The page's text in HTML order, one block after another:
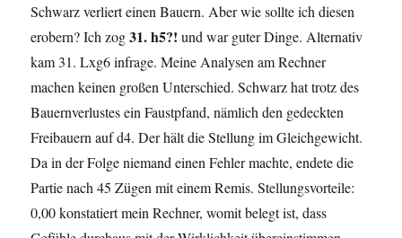
Schwarz verliert einen Bauern. Aber wie sollte ich diesen
erobern? Ich zog31. h5?! und war guter Dinge. Alternativ
kam 31. Lxg6 infrage. Meine Analysen am Rechner
machen keinen großen Unterschied. Schwarz hat trotz des
Bauernverlustes ein Faustpfand, nämlich den gedeckten
Freibauern auf d4. Der hält die Stellung im Gleichgewicht.
Da in der Folge niemand einen Fehler machte, endete die
Partie nach 45 Zügen mit einem Remis. Stellungsvorteile:
0,00 konstatiert mein Rechner, womit belegt ist, dass